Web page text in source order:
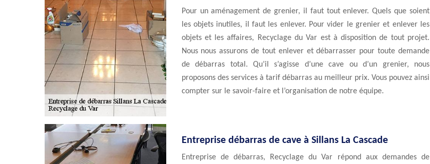
Pour un aménagement de grenier, il faut tout enlever. Quels que soient
les objets inutiles, il faut les enlever. Pour vider le grenier et enlever les
objets et les affaires, Recyclage du Var est à disposition de tout projet.
Nous nous assurons de tout enlever et débarrasser pour toute demande
de débarras total. Qu’il s’agisse d’une cave ou d’un grenier, nous
proposons des services à tarif débarras au meilleur prix. Vous pouvez ainsi
compter sur le savoir-faire et l’organisation de notre équipe.
Entreprise débarras de cave à Sillans La Cascade
Entreprise de débarras, Recyclage du Var répond aux demandes de